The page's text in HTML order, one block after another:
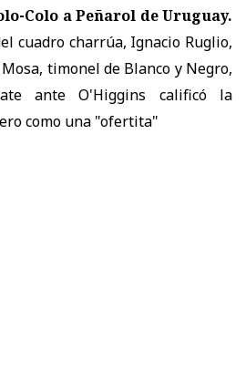
Colo a Peñarol de Uruguay.
cuadro charrúa, Ignacio Ruglio,
timonel de Blanco y Negro,
ante O'Higgins calificó la
como una "ofertita"